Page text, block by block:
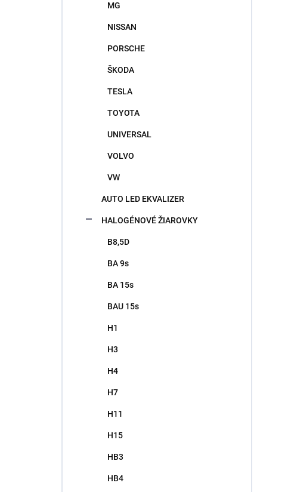
MG
NISSAN
PORSCHE
ŠKODA
TESLA
TOYOTA
UNIVERSAL
VOLVO
VW
AUTO LED EKVALIZER
HALOGÉNOVÉ ŽIAROVKY
B8,5D
BA 9s
BA 15s
BAU 15s
H1
H3
H4
H7
H11
H15
HB3
HB4